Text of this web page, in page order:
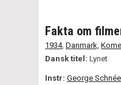
Fakta om
1934, Danmark,
Dansk titel: Lynet
Instr: George